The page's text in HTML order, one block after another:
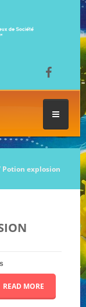
Potion explosion
READ MORE